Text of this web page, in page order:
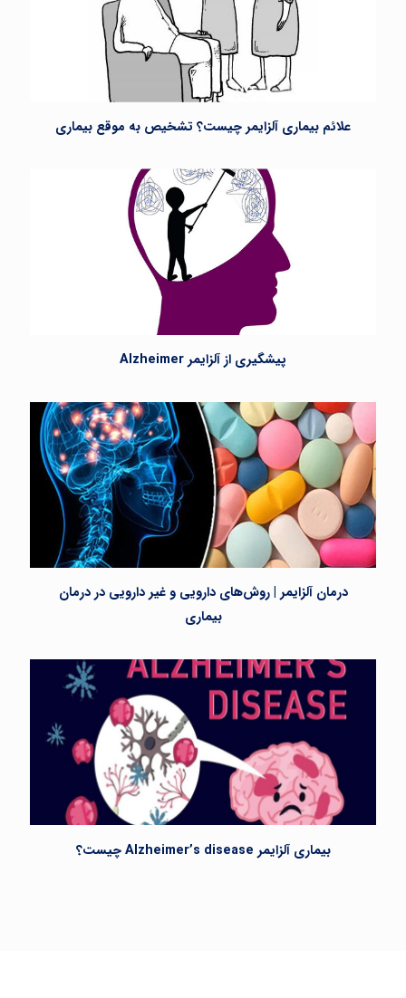
علائم بیماری آلزایمر چیست؟ تشخیص به موقع بیماری
پیشگیری از آلزایمر Alzheimer
درمان آلزایمر | روش‌های دارویی و غیر دارویی در درمان
بیماری
بیماری آلزایمر Alzheimer’s disease چیست؟